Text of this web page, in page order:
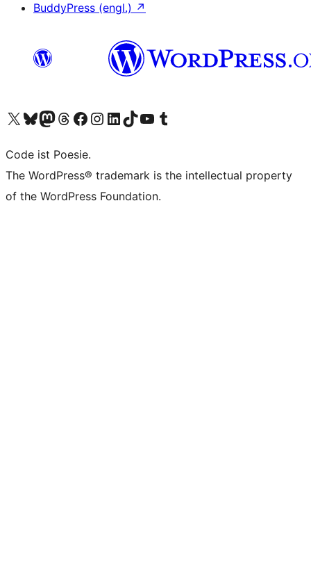
BuddyPress (engl.) ↗
Unser X-Konto (früher Twitter) besuchen
Unser Bluesky-Konto besuchen
Unser Mastodon-Konto besuchen
Unser Threads-Konto besuchen
Unsere Facebook-Seite besuchen
Unser Instagram-Konto besuchen
Unser LinkedIn-Konto besuchen
Unser TikTok-Konto besuchen
Unseren YouTube-Kanal besuchen
Unser Tumblr-Konto besuchen
Code ist Poesie.
The WordPress® trademark is the intellectual property
of the WordPress Foundation.